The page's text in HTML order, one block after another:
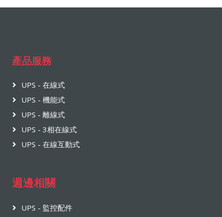
產品服務
UPS - 在線式
UPS - 機能式
UPS - 離線式
UPS - 3相在線式
UPS - 在線互動式
週邊相關
UPS - 監控配件